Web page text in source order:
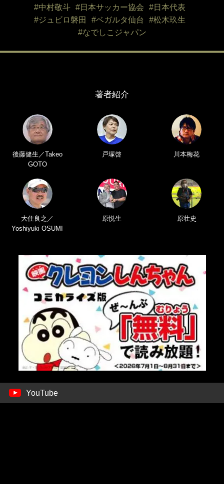
#中村敬斗
#日本サッカー協会
#日本代表
#ジュビロ磐田
#ベガルタ仙台
#松木玖生
#なでしこジャパン
著者紹介
後藤健生／Takeo
GOTO
戸塚啓 川本梅花
大住良之／
Yoshiyuki OSUMI
原悦生 原壮史
YouTube